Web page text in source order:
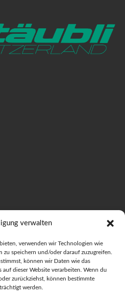
verwalten
verwenden wir Technologien wie
speichern und/oder darauf zuzugreifen.
können wir Daten wie das
dieser Website verarbeiten. Wenn du
zurückziehst, können bestimmte
werden.